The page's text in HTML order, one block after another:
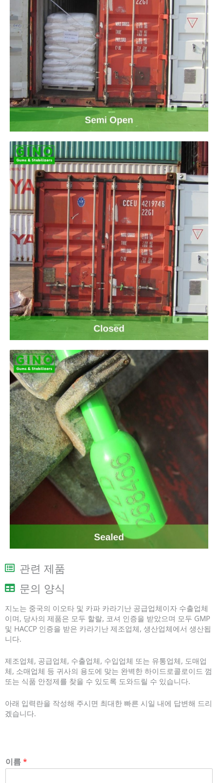
관련 제품
문의 양식
지노는 중국의 이오타 및 카파 카라기난 공급업체이자 수출업체
이며, 당사의 제품은 모두 할랄, 코셔 인증을 받았으며 모두 GMP
및 HACCP 인증을 받은 카라기난 제조업체, 생산업체에서 생산됩
니다.
제조업체, 공급업체, 수출업체, 수입업체 또는 유통업체, 도매업
체, 소매업체 등 귀사의 용도에 맞는 완벽한 하이드로콜로이드 껌
또는 식품 안정제를 찾을 수 있도록 도와드릴 수 있습니다.
아래 입력란을 작성해 주시면 최대한 빠른 시일 내에 답변해 드리
겠습니다.
이름*